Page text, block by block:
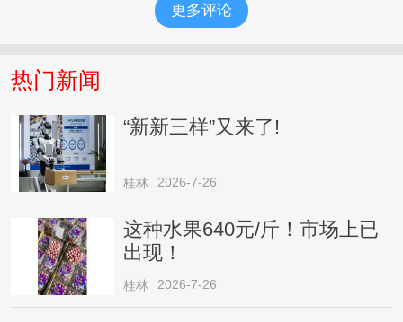
更多评论
热门新闻
“新新三样”又来了!
桂林 2026-7-26
这种水果640元/斤！市场上已
出现！
桂林 2026-7-26